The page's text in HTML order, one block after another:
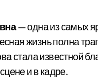
— одна из самых
жизнь полна
стала известной
и в кадре.